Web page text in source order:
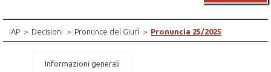
IAP > Decisioni > Pronunce del Giurì > Pronuncia 25/2025
Informazioni generali